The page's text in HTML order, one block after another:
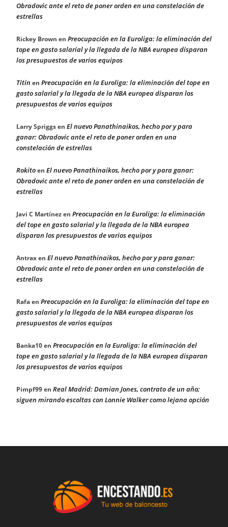
Obradovic ante el reto de poner orden en una constelación de
estrellas
Rickey Brown en Preocupación en la Euroliga: la eliminación del
tope en gasto salarial y la llegada de la NBA europea disparan
los presupuestos de varios equipos
Titin en Preocupación en la Euroliga: la eliminación del tope en
gasto salarial y la llegada de la NBA europea disparan los
presupuestos de varios equipos
Larry Spriggsen El nuevo Panathinaikos, hecho por y para
ganar: Obradovic ante el reto de poner orden en una
constelación de estrellas
Rokitoen El nuevo Panathinaikos, hecho por y para ganar:
Obradovic ante el reto de poner orden en una constelación de
estrellas
Javi C Martínezen Preocupación en la Euroliga: la eliminación
del tope en gasto salarial y la llegada de la NBA europea
disparan los presupuestos de varios equipos
Antraxen El nuevo Panathinaikos, hecho por y para ganar:
Obradovic ante el reto de poner orden en una constelación de
estrellas
Rafaen Preocupación en la Euroliga: la eliminación del tope en
gasto salarial y la llegada de la NBA europea disparan los
presupuestos de varios equipos
Banka10en Preocupación en la Euroliga: la eliminación del
tope en gasto salarial y la llegada de la NBA europea disparan
los presupuestos de varios equipos
Pimpf99en Real Madrid: Damian Jones, contrato de un año;
siguen mirando escoltas con Lonnie Walker como lejana opción